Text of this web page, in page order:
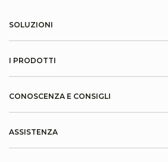
SOLUZIONI
I PRODOTTI
CONOSCENZA E CONSIGLI
ASSISTENZA